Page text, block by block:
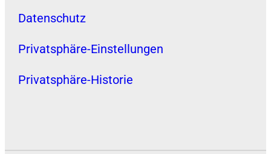
Datenschutz
Privatsphäre-Einstellungen
Privatsphäre-Historie